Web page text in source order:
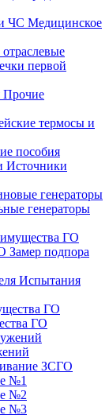
Медицинское
первой
Прочие
термосы и
пособия
Источники
генераторы
генераторы
ГО
Замер подпора
Испытания
ГО
ЗСГО
№1
№2
№3